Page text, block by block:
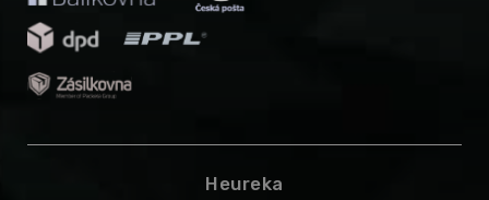
Heureka